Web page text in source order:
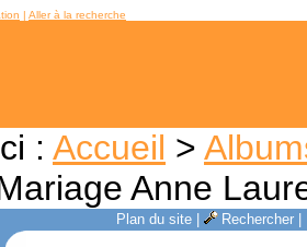
| Aller à la recherche
: Accueil >
Anne
Plan du site| Rechercher|